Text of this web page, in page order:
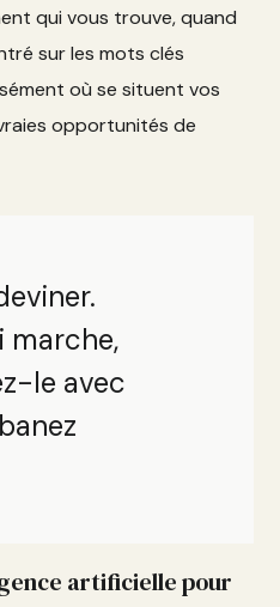
qui vous trouve, quand
sur les mots clés
où se situent vos
opportunités de
marche,
le avec
artificielle pour